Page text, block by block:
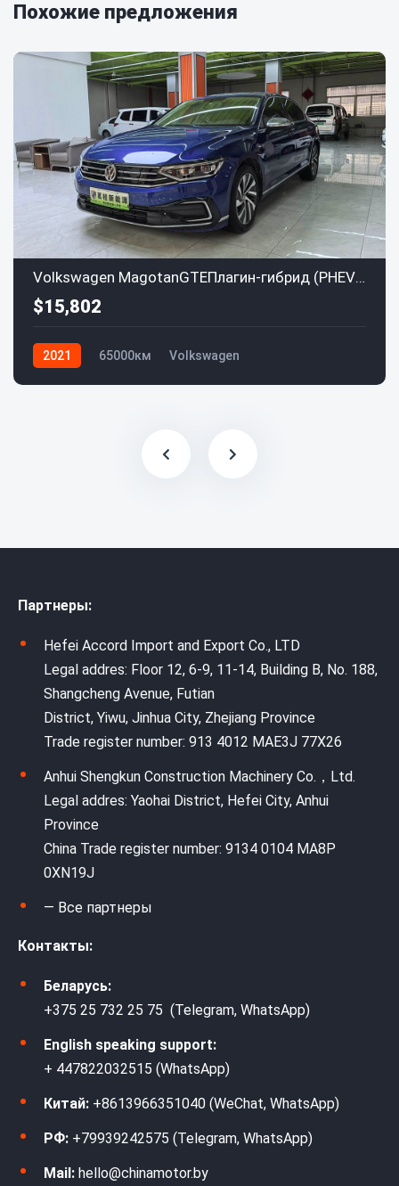
Похожие предложения
Volkswagen MagotanGTEПлагин-гибрид (PHEV) 2020 GTE Luxury
$15,802
2021 65000км Volkswagen
Партнеры:
Hefei Accord Import and Export Co., LTD
Legal addres: Floor 12, 6-9, 11-14, Building B, No. 188,
Shangcheng Avenue, Futian
District, Yiwu, Jinhua City, Zhejiang Province
Trade register number: 913 4012 MAE3J 77X26
Anhui Shengkun Construction Machinery Co.，Ltd.
Legal addres: Yaohai District, Hefei City, Anhui
Province
China Trade register number: 9134 0104 MA8P
0XN19J
— Все партнеры
Контакты:
Беларусь:
+375 25 732 25 75 (Telegram, WhatsApp)
English speaking support:
+ 447822032515 (WhatsApp)
Китай: +8613966351040 (WeChat, WhatsApp)
РФ: +79939242575 (Telegram, WhatsApp)
Mail: hello@chinamotor.by